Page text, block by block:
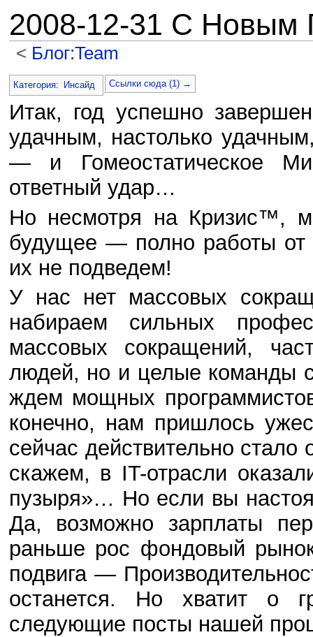
2008-12-31 С Новым
< Блог:Team
Категория: Инсайд Ссылки сюда (1) →
Итак, год успешно
удачным, настолько
— и Гомеостатическое
ответный удар…
Но несмотря на Кризис™,
будущее — полно работы
их не подведем!
У нас нет массовых
набираем сильных
массовых сокращений,
людей, но и целые команды
ждем мощных
конечно, нам пришлось
сейчас действительно
скажем, в IT-отрасли
пузыря»… Но если вы
Да, возможно зарплаты
раньше рос фондовый
подвига —
останется. Но хватит о
следующие посты нашей